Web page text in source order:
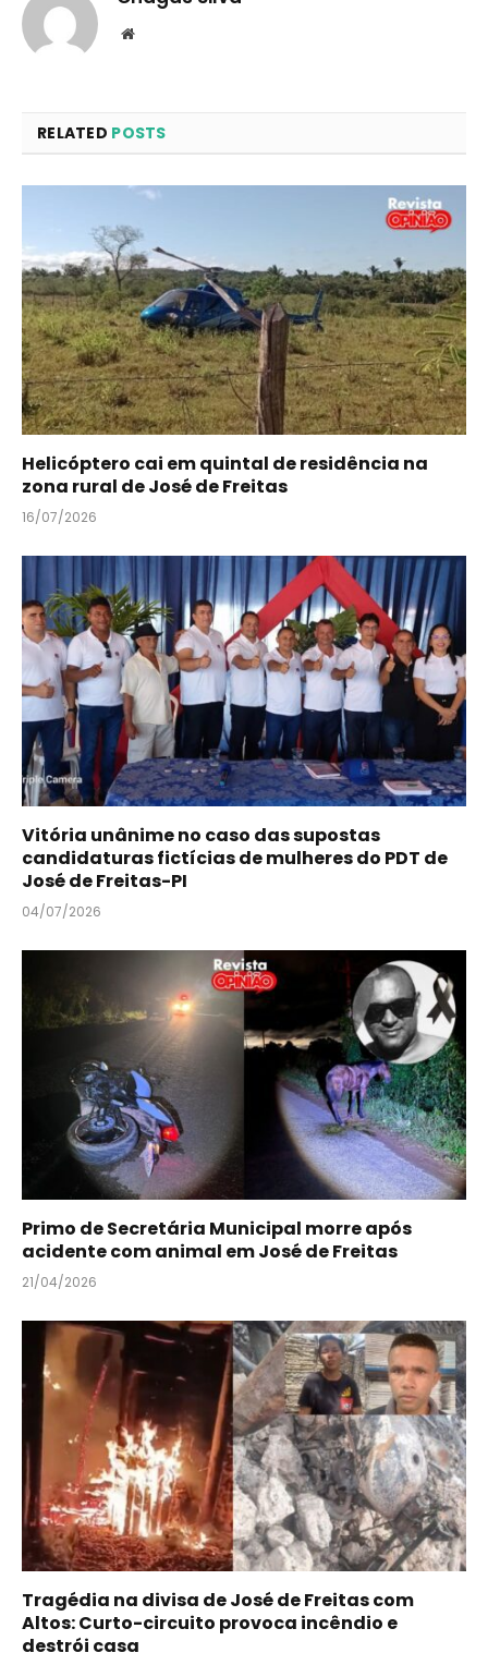
Website
RELATED POSTS
Helicóptero cai em quintal de residência na
zona rural de José de Freitas
16/07/2026
Vitória unânime no caso das supostas
candidaturas fictícias de mulheres do PDT de
José de Freitas-PI
04/07/2026
Primo de Secretária Municipal morre após
acidente com animal em José de Freitas
21/04/2026
Tragédia na divisa de José de Freitas com
Altos: Curto-circuito provoca incêndio e
destrói casa